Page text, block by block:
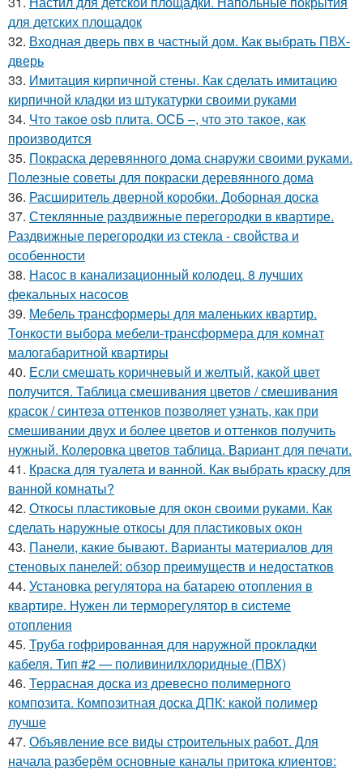
для детских площадок
32. Входная дверь пвх в частный дом. Как выбрать ПВХ-
дверь
33. Имитация кирпичной стены. Как сделать имитацию
кирпичной кладки из штукатурки своими руками
34. Что такое osb плита. ОСБ –, что это такое, как
производится
35. Покраска деревянного дома снаружи своими руками.
Полезные советы для покраски деревянного дома
36. Расширитель дверной коробки. Доборная доска
37. Стеклянные раздвижные перегородки в квартире.
Раздвижные перегородки из стекла - свойства и
особенности
38. Насос в канализационный колодец. 8 лучших
фекальных насосов
39. Мебель трансформеры для маленьких квартир.
Тонкости выбора мебели-трансформера для комнат
малогабаритной квартиры
40. Если смешать коричневый и желтый, какой цвет
получится. Таблица смешивания цветов / смешивания
красок / синтеза оттенков позволяет узнать, как при
смешивании двух и более цветов и оттенков получить
нужный. Колеровка цветов таблица. Вариант для печати.
41. Краска для туалета и ванной. Как выбрать краску для
ванной комнаты?
42. Откосы пластиковые для окон своими руками. Как
сделать наружные откосы для пластиковых окон
43. Панели, какие бывают. Варианты материалов для
стеновых панелей: обзор преимуществ и недостатков
44. Установка регулятора на батарею отопления в
квартире. Нужен ли терморегулятор в системе
отопления
45. Труба гофрированная для наружной прокладки
кабеля. Тип #2 — поливинилхлоридные (ПВХ)
46. Террасная доска из древесно полимерного
композита. Композитная доска ДПК: какой полимер
лучше
47. Объявление все виды строительных работ. Для
начала разберём основные каналы притока клиентов: